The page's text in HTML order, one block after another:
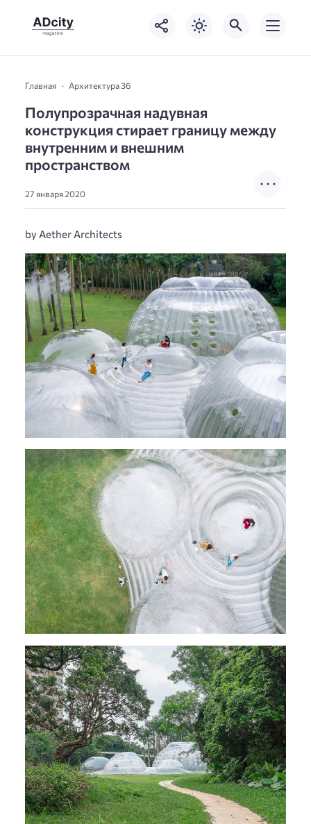
Главная Архитектура 36
Полупрозрачная надувная
конструкция стирает границу между
внутренним и внешним
пространством
27 января 2020
by Aether Architects